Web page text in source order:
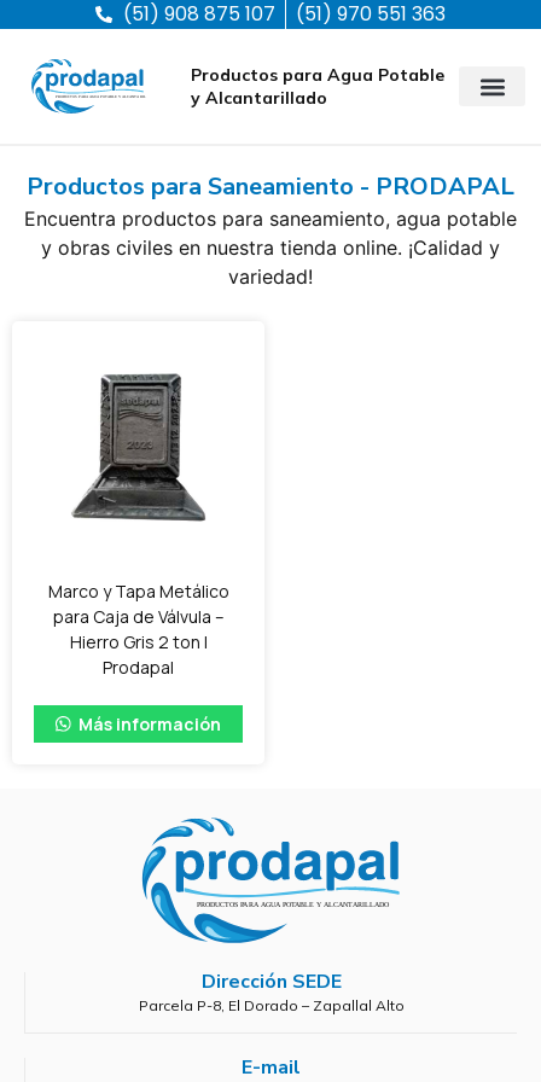
(51) 908 875 107 (51) 970 551 363
Productos para Agua Potable
y Alcantarillado
Productos para Saneamiento - PRODAPAL
Encuentra productos para saneamiento, agua potable
y obras civiles en nuestra tienda online. ¡Calidad y
variedad!
Marco y Tapa Metálico
para Caja de Válvula –
Hierro Gris 2 ton |
Prodapal
Más información
Dirección SEDE
Parcela P-8, El Dorado – Zapallal Alto
E-mail